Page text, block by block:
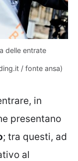
delle entrate
/ fonte ansa)
in
presentano
; tra questi, ad
al